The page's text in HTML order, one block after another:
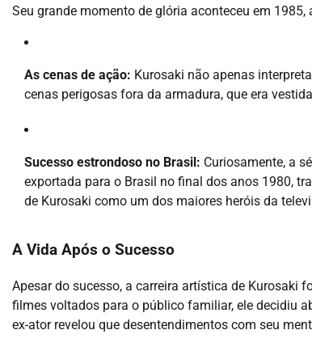
Seu grande momento de glória aconteceu em
As cenas de ação: Kurosaki não apenas
cenas perigosas fora da armadura, que era
Sucesso estrondoso no Brasil: Curiosamente, a
exportada para o Brasil no final dos anos 1980,
de Kurosaki como um dos maiores heróis da
A Vida Após o Sucesso
Apesar do sucesso, a carreira artística de Kurosaki
filmes voltados para o público familiar, ele decidiu
ex-ator revelou que desentendimentos com seu